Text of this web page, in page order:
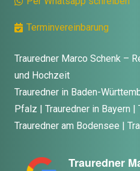
Terminvereinbarung
Trauredner Marco Schenk –
und Hochzeit
Trauredner in Baden-
Pfalz | Trauredner in Bayern
Trauredner am Bodensee |
Trauredner